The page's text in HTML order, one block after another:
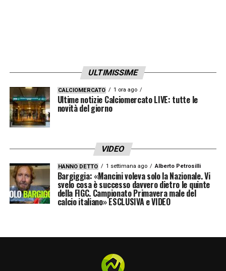
ULTIMISSIME
CALCIOMERCATO 1 ora ago
Ultime notizie Calciomercato LIVE: tutte le
novità del giorno
VIDEO
HANNO DETTO 1 settimana ago Alberto Petrosilli
Bargiggia: «Mancini voleva solo la Nazionale. Vi
svelo cosa è successo davvero dietro le quinte
della FIGC. Campionato Primavera male del
calcio italiano» ESCLUSIVA e VIDEO